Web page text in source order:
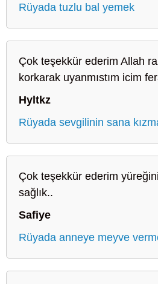
Rüyada tuzlu bal yemek
Çok teşekkür ederim Allah
korkarak uyanmıstım icim
Hyltkz
Rüyada sevgilinin sana
Çok teşekkür ederim
sağlık..
Safiye
Rüyada anneye meyve